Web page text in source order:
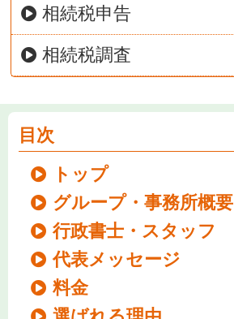
相続税申告
相続税調査
目次
トップ
グループ・事務所概要
行政書士・スタッフ
代表メッセージ
料金